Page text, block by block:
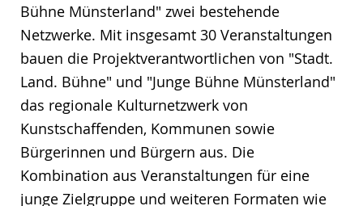
Bühne Münsterland" zwei bestehende
Netzwerke. Mit insgesamt 30 Veranstaltungen
bauen die Projektverantwortlichen von "Stadt.
Land. Bühne" und "Junge Bühne Münsterland"
das regionale Kulturnetzwerk von
Kunstschaffenden, Kommunen sowie
Bürgerinnen und Bürgern aus. Die
Kombination aus Veranstaltungen für eine
junge Zielgruppe und weiteren Formaten wie